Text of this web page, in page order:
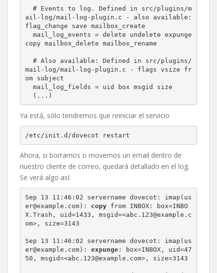
# Events to log. Defined in src/plugins/m
ail-log/mail-log-plugin.c - also available:
flag_change save mailbox_create
mail_log_events = delete undelete expunge
copy mailbox_delete mailbox_rename
# Also available: Defined in src/plugins/
mail-log/mail-log-plugin.c - flags vsize fr
om subject
mail_log_fields = uid box msgid size
  (...)
Ya está, sólo tendremos que reiniciar el servicio
/etc/init.d/dovecot restart
Ahora, si borramos o movemos un email dentro de
nuestro cliente de correo, quedará detallado en el log.
Se verá algo así:
Sep 13 11:46:02 servername dovecot: imap(us
er@example.com): copy from INBOX: box=INBO
X.Trash, uid=1433, msgid=<abc.123@example.c
om>, size=3143
Sep 13 11:46:02 servername dovecot: imap(us
er@example.com): expunge: box=INBOX, uid=47
50, msgid=<abc.123@example.com>, size=3143